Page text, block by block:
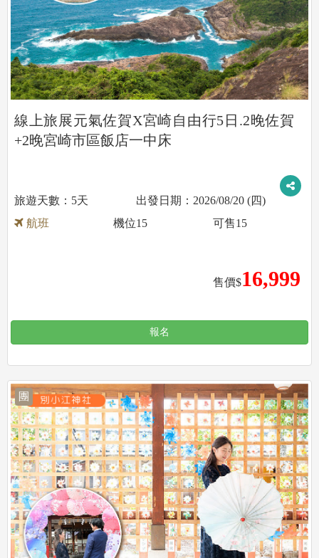
線上旅展元氣佐賀X宮崎自由行5日.2晚佐賀
+2晚宮崎市區飯店一中床
5天
2026/08/20 (四)
航班
售價$16,999
機位15 可售15
報名
團